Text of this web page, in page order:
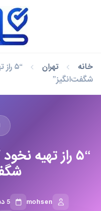
خانه تهران
“۵
شگفت‌انگیز”
“۵ راز تهیه
mohsen 5 دسامبر 2025